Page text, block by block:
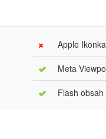
Apple Ikonka
Meta
Flash obsah